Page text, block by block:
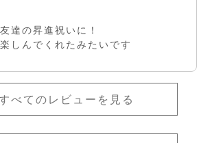
達の昇進祝いに！
しんでくれたみたいです
べてのレビューを見る